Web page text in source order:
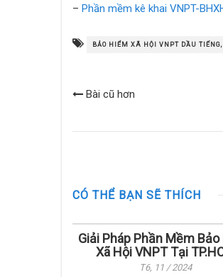
– Phần mềm kê khai VNPT-
BẢO HIỂM XÃ HỘI VNPT DẦU TIẾNG,
Bài cũ hơn
CÓ THỂ BẠN SẼ THÍCH
Giải Pháp Phần Mềm
Xã Hội VNPT Tại
T6, 11 / 2024